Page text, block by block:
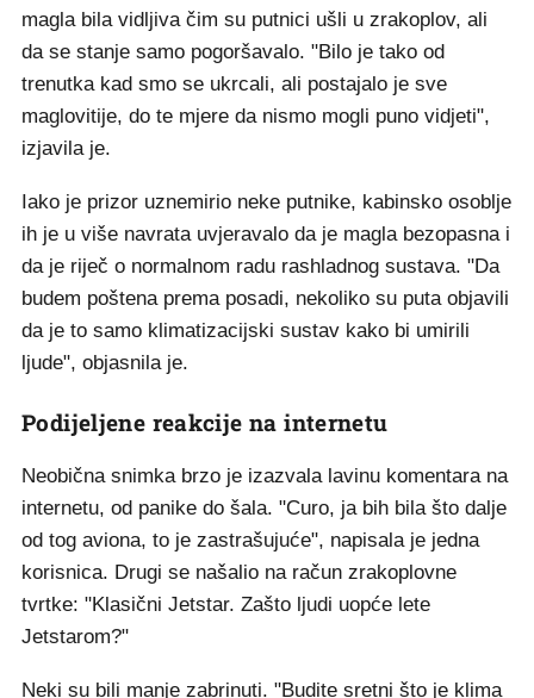
magla bila vidljiva čim su putnici ušli u zrakoplov, ali
da se stanje samo pogoršavalo. "Bilo je tako od
trenutka kad smo se ukrcali, ali postajalo je sve
maglovitije, do te mjere da nismo mogli puno vidjeti",
izjavila je.
Iako je prizor uznemirio neke putnike, kabinsko osoblje
ih je u više navrata uvjeravalo da je magla bezopasna i
da je riječ o normalnom radu rashladnog sustava. "Da
budem poštena prema posadi, nekoliko su puta objavili
da je to samo klimatizacijski sustav kako bi umirili
ljude", objasnila je.
Podijeljene reakcije na internetu
Neobična snimka brzo je izazvala lavinu komentara na
internetu, od panike do šala. "Curo, ja bih bila što dalje
od tog aviona, to je zastrašujuće", napisala je jedna
korisnica. Drugi se našalio na račun zrakoplovne
tvrtke: "Klasični Jetstar. Zašto ljudi uopće lete
Jetstarom?"
Neki su bili manje zabrinuti. "Budite sretni što je klima